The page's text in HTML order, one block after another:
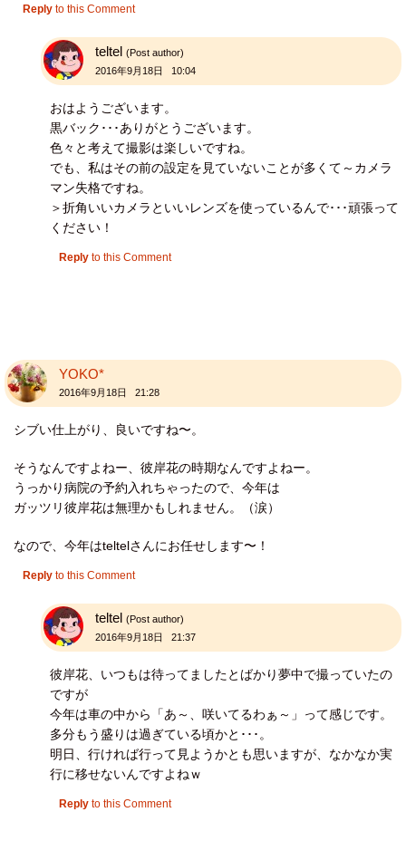
Reply to this Comment
teltel (Post author)
2016年9月18日 10:04
おはようございます。
黒バック･･･ありがとうございます。
色々と考えて撮影は楽しいですね。
でも、私はその前の設定を見ていないことが多くて～カメラ
マン失格ですね。
＞折角いいカメラといいレンズを使っているんで･･･頑張って
ください！
Reply to this Comment
YOKO*
2016年9月18日 21:28
シブい仕上がり、良いですね〜。
そうなんですよねー、彼岸花の時期なんですよねー。
うっかり病院の予約入れちゃったので、今年は
ガッツリ彼岸花は無理かもしれません。（涙）
なので、今年はteltelさんにお任せします〜！
Reply to this Comment
teltel (Post author)
2016年9月18日 21:37
彼岸花、いつもは待ってましたとばかり夢中で撮っていたの
ですが
今年は車の中から「あ～、咲いてるわぁ～」って感じです。
多分もう盛りは過ぎている頃かと･･･。
明日、行ければ行って見ようかとも思いますが、なかなか実
行に移せないんですよねｗ
Reply to this Comment